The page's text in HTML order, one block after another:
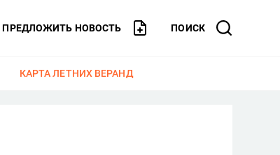
ПРЕДЛОЖИТЬ НОВОСТЬ ПОИСК
ЕЩЕ
КАРТА ЛЕТНИХ ВЕРАНД